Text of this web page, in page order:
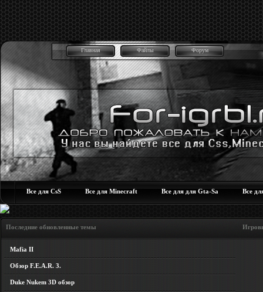
Главная Файлы Форум
Все для CsS Все для Minecraft Все для для Gta-Sa Все
Последние обновленные темы Игровые
Mafia II
Обзор F.E.A.R. 3.
Duke Nukem 3D обзор